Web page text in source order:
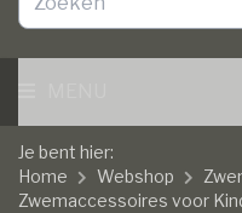
Je bent hier:
Home
Webshop
Zwemaccessoires voor